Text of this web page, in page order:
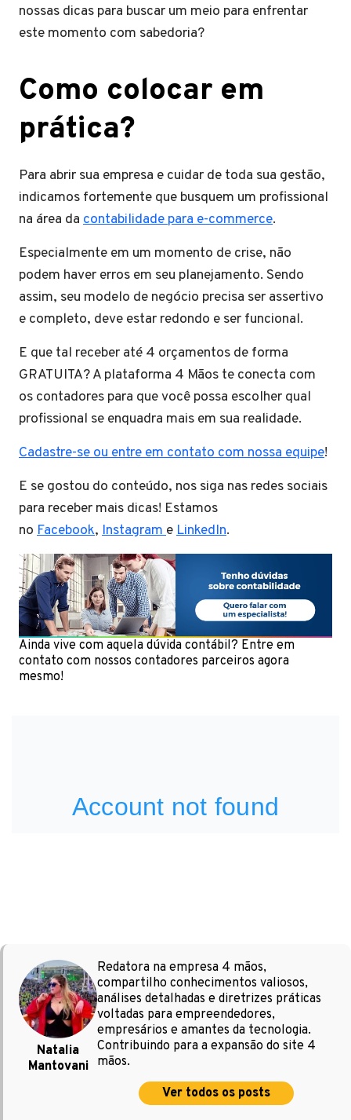
nossas dicas para buscar um meio para enfrentar
este momento com sabedoria?
Como colocar em
prática?
Para abrir sua empresa e cuidar de toda sua gestão,
indicamos fortemente que busquem um profissional
na área da contabilidade para e-commerce.
Especialmente em um momento de crise, não
podem haver erros em seu planejamento. Sendo
assim, seu modelo de negócio precisa ser assertivo
e completo, deve estar redondo e ser funcional.
E que tal receber até 4 orçamentos de forma
GRATUITA? A plataforma 4 Mãos te conecta com
os contadores para que você possa escolher qual
profissional se enquadra mais em sua realidade.
Cadastre-se ou entre em contato com nossa equipe!
E se gostou do conteúdo, nos siga nas redes sociais
para receber mais dicas! Estamos
no Facebook, InstagrameLinkedIn.
Ainda vive com aquela dúvida contábil? Entre em
contato com nossos contadores parceiros agora
mesmo!
Natalia
Mantovani
Redatora na empresa 4 mãos,
compartilho conhecimentos valiosos,
análises detalhadas e diretrizes práticas
voltadas para empreendedores,
empresários e amantes da tecnologia.
Contribuindo para a expansão do site 4
mãos.
Ver todos os posts